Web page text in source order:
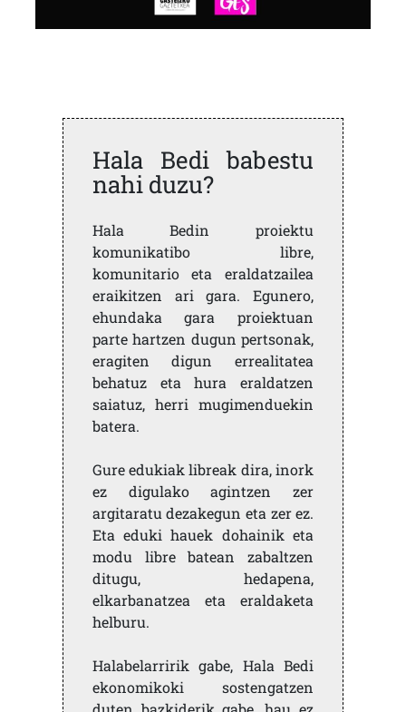
Hala Bedi babestu
nahi duzu?
Hala Bedin proiektu
komunikatibo libre,
komunitario eta eraldatzailea
eraikitzen ari gara. Egunero,
ehundaka gara proiektuan
parte hartzen dugun pertsonak,
eragiten digun errealitatea
behatuz eta hura eraldatzen
saiatuz, herri mugimenduekin
batera.
Gure edukiak libreak dira, inork
ez digulako agintzen zer
argitaratu dezakegun eta zer ez.
Eta eduki hauek dohainik eta
modu libre batean zabaltzen
ditugu, hedapena,
elkarbanatzea eta eraldaketa
helburu.
Halabelarririk gabe, Hala Bedi
ekonomikoki sostengatzen